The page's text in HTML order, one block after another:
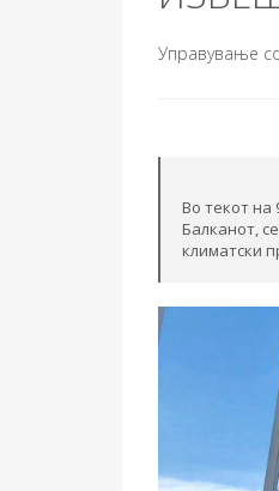
Управување
Во текот на
Балканот,
климатски